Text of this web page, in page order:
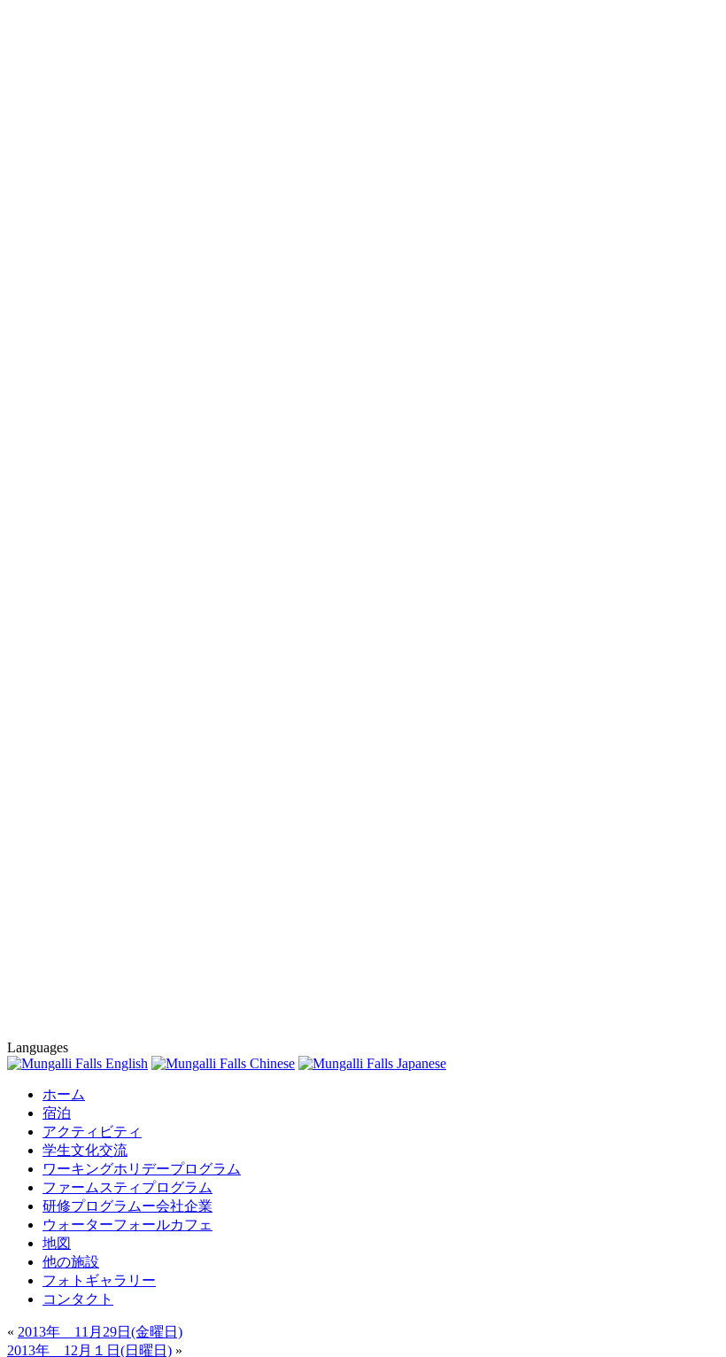
Languages
ホーム
宿泊
アクティビティ
学生文化交流
ワーキングホリデープログラム
ファームスティプログラム
研修プログラムー会社企業
ウォーターフォールカフェ
地図
他の施設
フォトギャラリー
コンタクト
« 2013年 11月29日(金曜日)
2013年 12月１日(日曜日) »